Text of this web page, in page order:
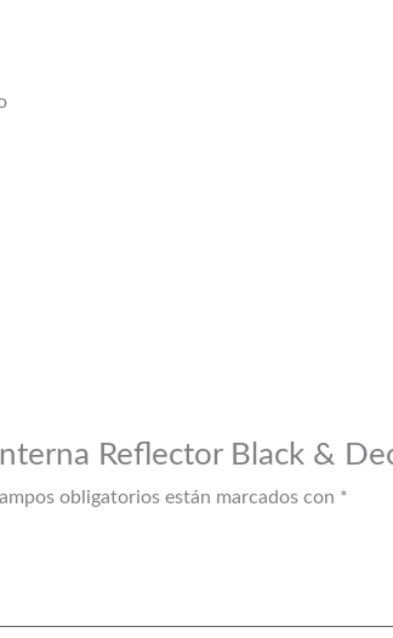
Reflector Black &
obligatorios están marcados con *